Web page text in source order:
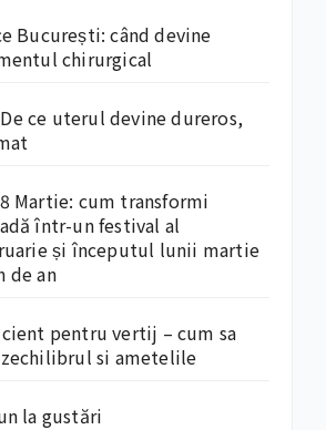
București: când devine
chirurgical
ce uterul devine dureros,
Martie: cum transformi
într-un festival al
și începutul lunii martie
de an
pentru vertij – cum sa
si ametelile
la gustări